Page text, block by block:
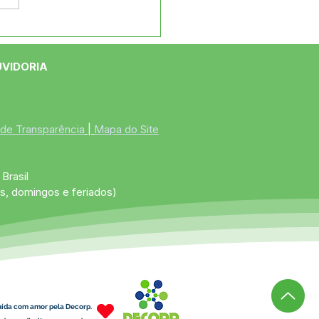
roçadeiras na
Boa Vista
Transparência Mapa do Site
domingos e feriados)
com amor pela Decorp.